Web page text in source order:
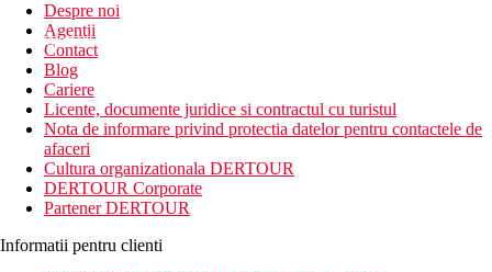
newsletter!
Despre noi
Agentii
Contact
Blog
Cariere
Licente, documente juridice si contractul cu turistul
Nota de informare privind protectia datelor pentru contactele de
afaceri
Cultura organizationala DERTOUR
DERTOUR Corporate
Partener DERTOUR
Informatii pentru clienti